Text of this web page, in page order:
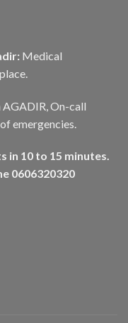
Medical
AGADIR, On-call
emergencies.
in 10 to 15 minutes.
0606320320